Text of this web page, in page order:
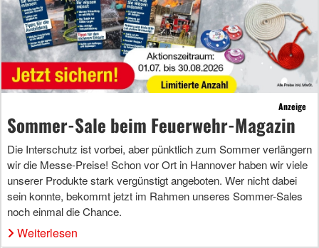
Anzeige
Sommer-Sale beim Feuerwehr-Magazin
Die Interschutz ist vorbei, aber pünktlich zum Sommer verlängern
wir die Messe-Preise! Schon vor Ort in Hannover haben wir viele
unserer Produkte stark vergünstigt angeboten. Wer nicht dabei
sein konnte, bekommt jetzt im Rahmen unseres Sommer-Sales
noch einmal die Chance.
Weiterlesen